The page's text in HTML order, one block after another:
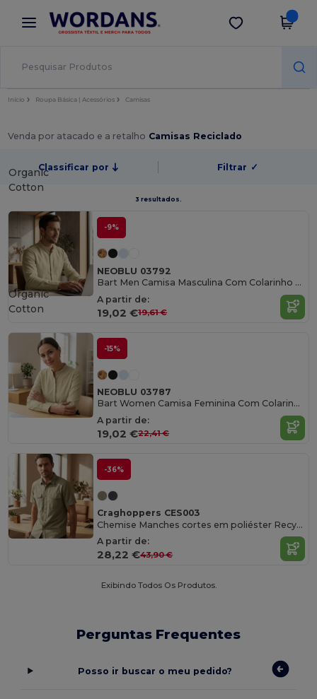
× App Wordans
Melhores preços na app!
Obter app
Início Roupa Básica | Acessórios Camisas
Venda por atacado e a retalho Camisas Reciclado
Classificar por Filtrar ✓
3 resultados.
Organic
Cotton
-9%
NEOBLU 03792
Bart Men Camisa Masculina Com Colarinho Mandarim
A partir de:
19,02 €19,61 €
Organic
Cotton
-15%
NEOBLU 03787
Bart Women Camisa Feminina Com Colarinho Mandarim
A partir de:
19,02 €22,41 €
-36%
Craghoppers CES003
Chemise Manches cortes em poliéster Recyclé
A partir de:
28,22 €43,90 €
Exibindo Todos Os Produtos.
Perguntas Frequentes
Posso ir buscar o meu pedido?